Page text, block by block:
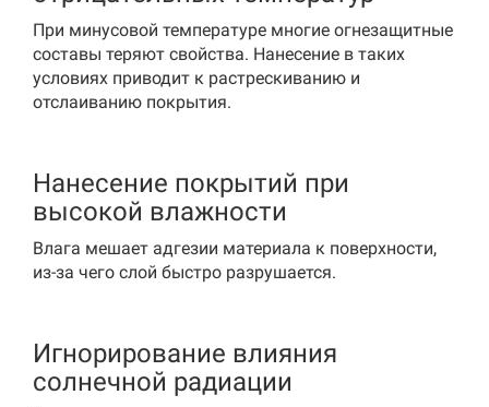
При минусовой температуре многие огнезащитные
составы теряют свойства. Нанесение в таких
условиях приводит к растрескиванию и
отслаиванию покрытия.
Нанесение покрытий при
высокой влажности
Влага мешает адгезии материала к поверхности,
из-за чего слой быстро разрушается.
Игнорирование влияния
солнечной радиации